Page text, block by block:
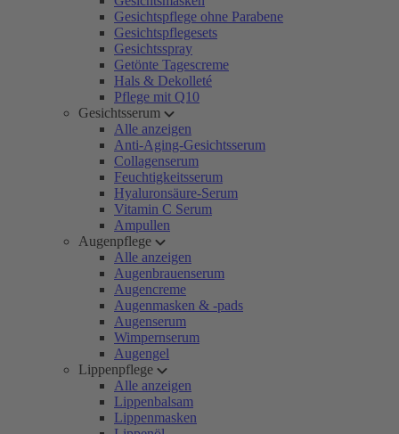
Gesichtspflege ohne Parabene
Gesichtspflegesets
Gesichtsspray
Getönte Tagescreme
Hals & Dekolleté
Pflege mit Q10
Gesichtsserum
Alle anzeigen
Anti-Aging-Gesichtsserum
Collagenserum
Feuchtigkeitsserum
Hyaluronsäure-Serum
Vitamin C Serum
Ampullen
Augenpflege
Alle anzeigen
Augenbrauenserum
Augencreme
Augenmasken & -pads
Augenserum
Wimpernserum
Augengel
Lippenpflege
Alle anzeigen
Lippenbalsam
Lippenmasken